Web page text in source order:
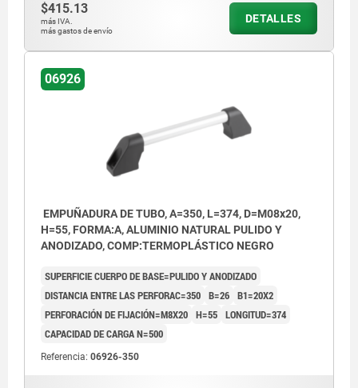
$415.13
más IVA.
más gastos de envío
DETALLES
06926
EMPUÑADURA DE TUBO, A=350, L=374, D=M08x20,
H=55, FORMA:A, ALUMINIO NATURAL PULIDO Y
ANODIZADO, COMP:TERMOPLÁSTICO NEGRO
SUPERFICIE CUERPO DE BASE=PULIDO Y ANODIZADO
DISTANCIA ENTRE LAS PERFORAC=350 B=26 B1=20X2
PERFORACIÓN DE FIJACIÓN=M8X20 H=55 LONGITUD=374
CAPACIDAD DE CARGA N=500
Referencia: 06926-350